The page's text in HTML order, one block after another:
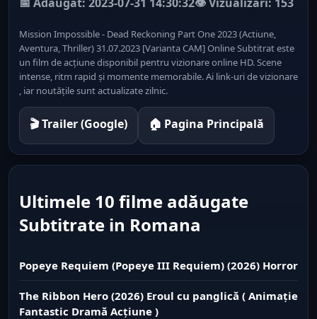
Mission Impossible - Dead Reckoning Part One 2023 (Actiune,
Aventura, Thriller) 31.07.2023 [Varianta CAM] Online Subtitrat este
un film de acțiune disponibil pentru vizionare online HD. Scene
intense, ritm rapid și momente memorabile. Ai link-uri de vizionare
, iar noutățile sunt actualizate zilnic.
🎬 Trailer (Google) 🏠 Pagina Principală
Ultimele 10 filme adăugate
Subtitrate in Romana
Popeye Requiem (Popeye III Requiem) (2026) Horror
The Ribbon Hero (2026) Eroul cu panglică ( Animație
Fantastic Dramă Acțiune )